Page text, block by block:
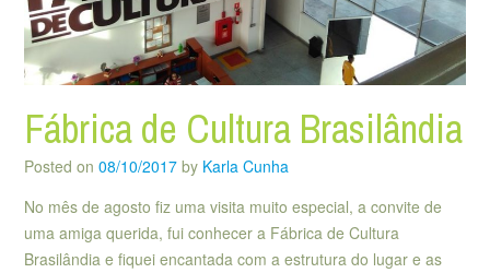
Fábrica de Cultura Brasilândia
Posted on 08/10/2017 by Karla Cunha
No mês de agosto fiz uma visita muito especial, a convite de
uma amiga querida, fui conhecer a Fábrica de Cultura
Brasilândia e fiquei encantada com a estrutura do lugar e as